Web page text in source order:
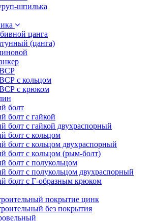
шпилька
цанга
(цанга)
с кольцом
с крюком
болт
болт с гайкой
болт с гайкой двухраспорный
болт с кольцом
болт с кольцом двухраспорный
болт с кольцом (рым-болт)
болт с полукольцом
болт с полукольцом двухраспорный
болт с Г-образным крюком
покрытие цинк
без покрытия